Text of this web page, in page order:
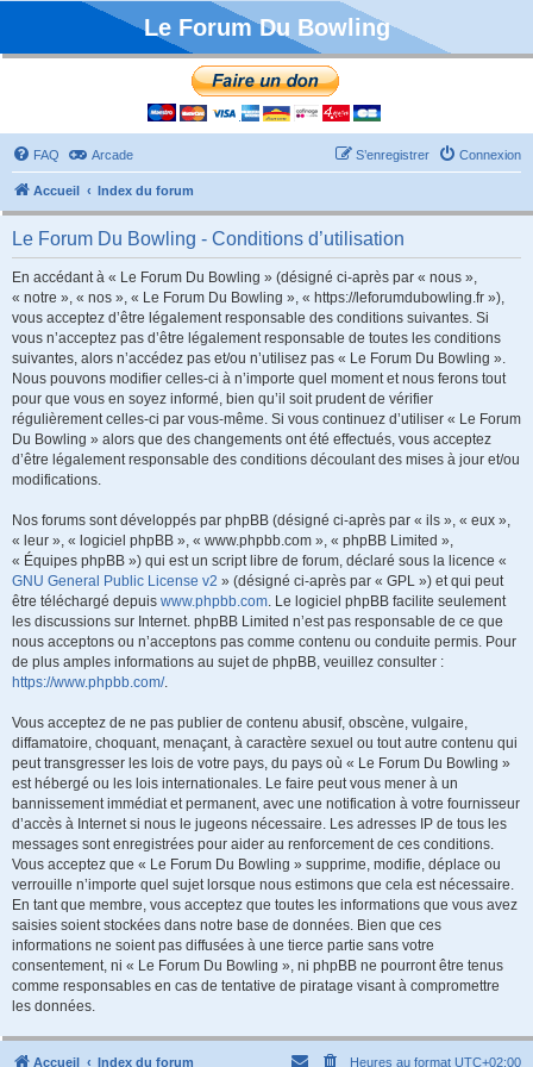
Le Forum Du Bowling
FAQ Arcade Connexion
S’enregistrer
Accueil Index du forum
Le Forum Du Bowling - Conditions d’utilisation
En accédant à « Le Forum Du Bowling » (désigné ci-après par « nous »,
« notre », « nos », « Le Forum Du Bowling », « https://leforumdubowling.fr »),
vous acceptez d’être légalement responsable des conditions suivantes. Si
vous n’acceptez pas d’être légalement responsable de toutes les conditions
suivantes, alors n’accédez pas et/ou n’utilisez pas « Le Forum Du Bowling ».
Nous pouvons modifier celles-ci à n’importe quel moment et nous ferons tout
pour que vous en soyez informé, bien qu’il soit prudent de vérifier
régulièrement celles-ci par vous-même. Si vous continuez d’utiliser « Le Forum
Du Bowling » alors que des changements ont été effectués, vous acceptez
d’être légalement responsable des conditions découlant des mises à jour et/ou
modifications.
Nos forums sont développés par phpBB (désigné ci-après par « ils », « eux »,
« leur », « logiciel phpBB », « www.phpbb.com », « phpBB Limited »,
« Équipes phpBB ») qui est un script libre de forum, déclaré sous la licence «
GNU General Public License v2 » (désigné ci-après par « GPL ») et qui peut
être téléchargé depuis www.phpbb.com. Le logiciel phpBB facilite seulement
les discussions sur Internet. phpBB Limited n’est pas responsable de ce que
nous acceptons ou n’acceptons pas comme contenu ou conduite permis. Pour
de plus amples informations au sujet de phpBB, veuillez consulter :
https://www.phpbb.com/.
Vous acceptez de ne pas publier de contenu abusif, obscène, vulgaire,
diffamatoire, choquant, menaçant, à caractère sexuel ou tout autre contenu qui
peut transgresser les lois de votre pays, du pays où « Le Forum Du Bowling »
est hébergé ou les lois internationales. Le faire peut vous mener à un
bannissement immédiat et permanent, avec une notification à votre fournisseur
d’accès à Internet si nous le jugeons nécessaire. Les adresses IP de tous les
messages sont enregistrées pour aider au renforcement de ces conditions.
Vous acceptez que « Le Forum Du Bowling » supprime, modifie, déplace ou
verrouille n’importe quel sujet lorsque nous estimons que cela est nécessaire.
En tant que membre, vous acceptez que toutes les informations que vous avez
saisies soient stockées dans notre base de données. Bien que ces
informations ne soient pas diffusées à une tierce partie sans votre
consentement, ni « Le Forum Du Bowling », ni phpBB ne pourront être tenus
comme responsables en cas de tentative de piratage visant à compromettre
les données.
Accueil Index du forum Heures au format UTC+02:00